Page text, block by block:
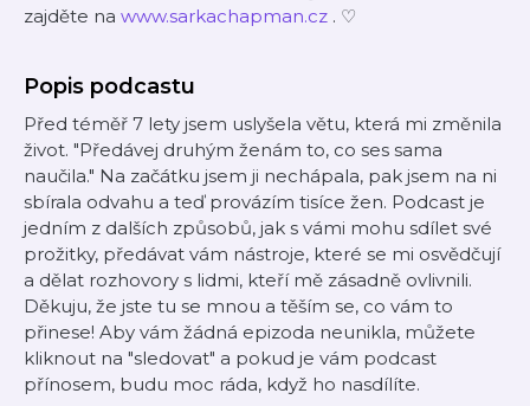
zajděte na ⁠⁠⁠⁠www.sarkachapman.cz⁠⁠⁠⁠ . ♡
Popis podcastu
Před téměř 7 lety jsem uslyšela větu, která mi změnila
život. "Předávej druhým ženám to, co ses sama
naučila." Na začátku jsem ji nechápala, pak jsem na ni
sbírala odvahu a teď provázím tisíce žen. Podcast je
jedním z dalších způsobů, jak s vámi mohu sdílet své
prožitky, předávat vám nástroje, které se mi osvědčují
a dělat rozhovory s lidmi, kteří mě zásadně ovlivnili.
Děkuju, že jste tu se mnou a těším se, co vám to
přinese! Aby vám žádná epizoda neunikla, můžete
kliknout na "sledovat" a pokud je vám podcast
přínosem, budu moc ráda, když ho nasdílíte.